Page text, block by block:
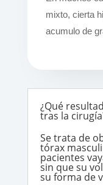
mixto, cierta
acumulo de
¿Qué
tras la
Se trata de
tórax
pacientes
sin que su
su forma de